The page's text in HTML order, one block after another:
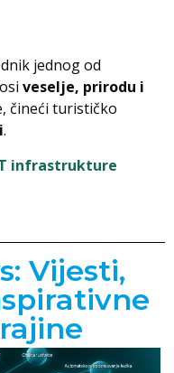
jednog od
veselje, prirodu i
čineći turističko
.
infrastrukture
Vijesti,